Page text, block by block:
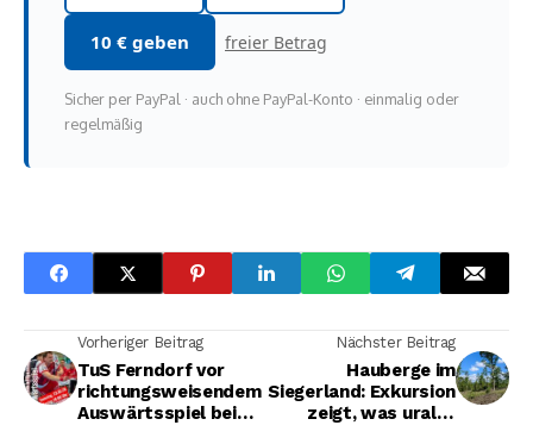
10 € geben freier Betrag
Sicher per PayPal · auch ohne PayPal-Konto · einmalig oder
regelmäßig
Vorheriger Beitrag
TuS Ferndorf vor
richtungsweisendem
Auswärtsspiel bei
Nächster Beitrag
Hauberge im
Siegerland: Exkursion
zeigt, was uralte